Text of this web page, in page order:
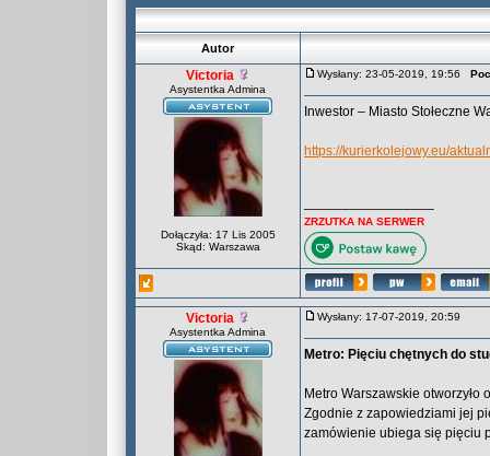
Autor
Victoria
Asystentka Admina
Dołączyła: 17 Lis 2005
Skąd: Warszawa
Wysłany: 23-05-2019, 19:56
Inwestor – Miasto Stołeczne
https://kurierkolejowy.eu/
ZRZUTKA NA SERWER
Victoria
Asystentka Admina
Wysłany: 17-07-2019, 20:59
Metro: Pięciu chętnych do
Metro Warszawskie
Zgodnie z zapowiedziami jej
zamówienie ubiega się pięciu